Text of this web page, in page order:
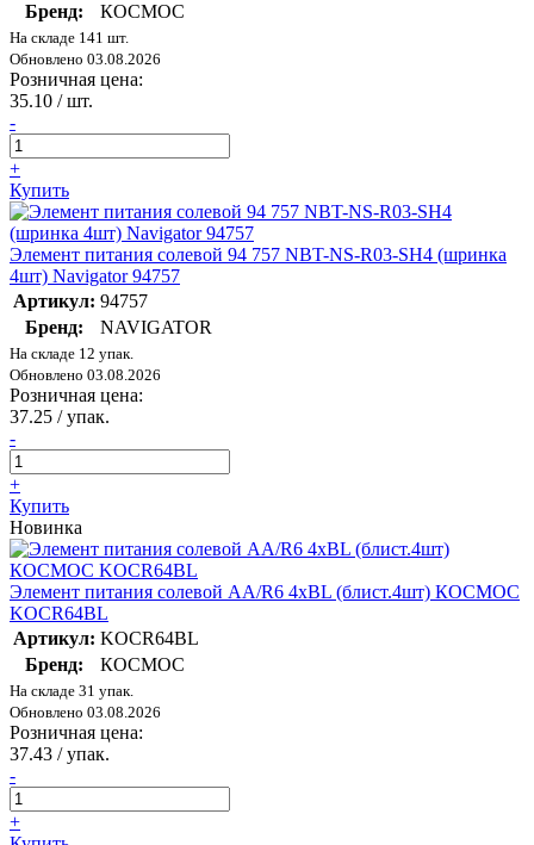
Бренд:
КОСМОС
На складе 141 шт.
Обновлено 03.08.2026
Розничная цена:
35.10 / шт.
-
+
Купить
Элемент питания солевой 94 757 NBT-NS-R03-SH4 (шринка
4шт) Navigator 94757
Артикул: 94757
Бренд:
NAVIGATOR
На складе 12 упак.
Обновлено 03.08.2026
Розничная цена:
37.25 / упак.
-
+
Купить
Новинка
Элемент питания солевой AA/R6 4хBL (блист.4шт) КОСМОС
KOCR64BL
Артикул: KOCR64BL
Бренд:
КОСМОС
На складе 31 упак.
Обновлено 03.08.2026
Розничная цена:
37.43 / упак.
-
+